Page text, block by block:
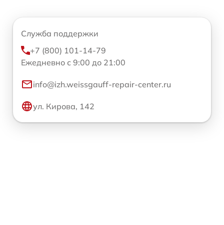
Служба поддержки
+7 (800) 101-14-79
Ежедневно с 9:00 до 21:00
info@izh.weissgauff-repair-center.ru
ул. Кирова, 142